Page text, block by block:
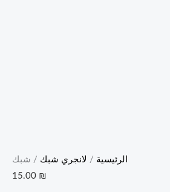
الرئيسية / لانجري شبك / شبك
15.00 ₪